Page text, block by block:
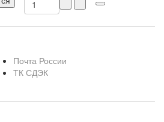
Почта России
ТК СДЭК